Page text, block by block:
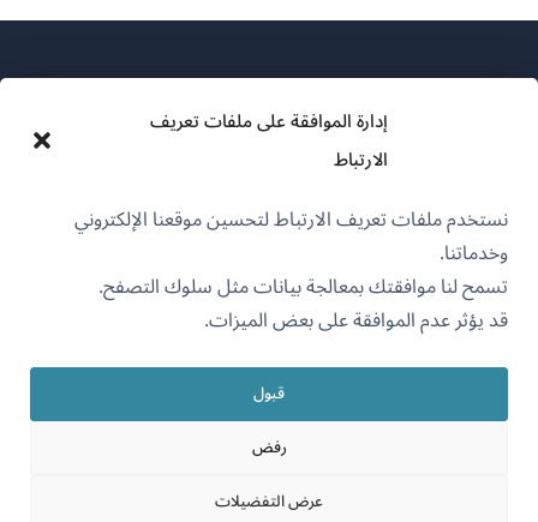
إدارة الموافقة على ملفات تعريف
الارتباط
نستخدم ملفات تعريف الارتباط لتحسين موقعنا الإلكتروني
وخدماتنا.
تسمح لنا موافقتك بمعالجة بيانات مثل سلوك التصفح.
قد يؤثر عدم الموافقة على بعض الميزات.
قبول
رفض
عرض التفضيلات
OnTheGoSystems Limited
العربية
سياسة GDPR والخصوصية
انضم إلى فريقنا (يفتح
جديدة)
(يفتح
نافذة
جديدة)
(يفتح
نافذة
جديدة)
(يفتح
جديدة)